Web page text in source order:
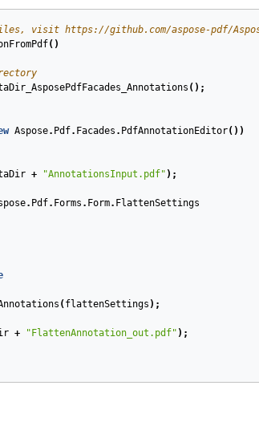
visit https://github.com/aspose-pdf/
( )
();
Aspose. Pdf. Facades . PdfAnnotationEditor())
+ "AnnotationsInput.pdf" );
. Pdf. Forms . Form. FlattenSettings
( flattenSettings );
+ "FlattenAnnotation_out.pdf" );